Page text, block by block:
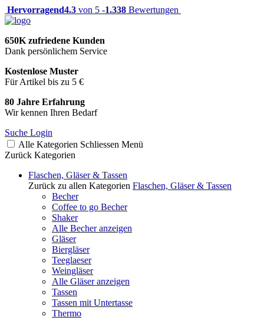
Hervorragend4.3 von 5 -1.338 Bewertungen
650K zufriedene Kunden
Dank persönlichem Service
Kostenlose Muster
Für Artikel bis zu 5 €
80 Jahre Erfahrung
Wir kennen Ihren Bedarf
Suche Login
Alle Kategorien Schliessen Menü
Zurück Kategorien
Flaschen, Gläser & Tassen
Zurück zu allen Kategorien Flaschen, Gläser & Tassen
Becher
Coffee to go Becher
Shaker
Alle Becher anzeigen
Gläser
Biergläser
Teeglaeser
Weingläser
Alle Gläser anzeigen
Tassen
Tassen mit Untertasse
Thermo